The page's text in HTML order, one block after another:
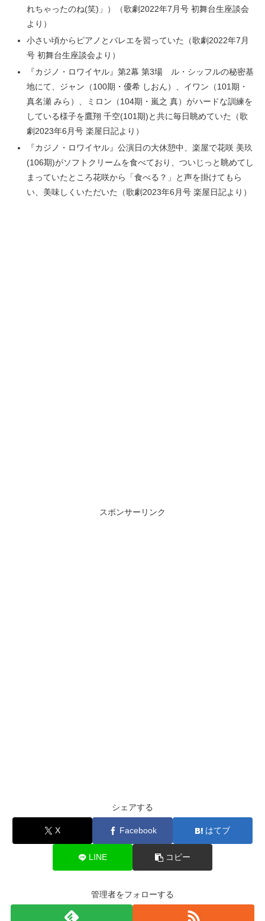
れちゃったのね(笑)」）（歌劇2022年7月号 初舞台生座談会
より）
小さい頃からピアノとバレエを習っていた（歌劇2022年7月
号 初舞台生座談会より）
『カジノ・ロワイヤル』第2幕 第3場 ル・シッフルの秘密基
地にて、ジャン（100期・優希 しおん）、イワン（101期・
真名瀬 みら）、ミロン（104期・嵐之 真）がハードな訓練を
している様子を鷹翔 千空(101期)と共に毎日眺めていた（歌
劇2023年6月号 楽屋日記より）
『カジノ・ロワイヤル』公演日の大休憩中、楽屋で花咲 美玖
(106期)がソフトクリームを食べており、ついじっと眺めてし
まっていたところ花咲から「食べる？」と声を掛けてもら
い、美味しくいただいた（歌劇2023年6月号 楽屋日記より）
スポンサーリンク
シェアする
X Facebook はてブ
LINE コピー
管理者をフォローする